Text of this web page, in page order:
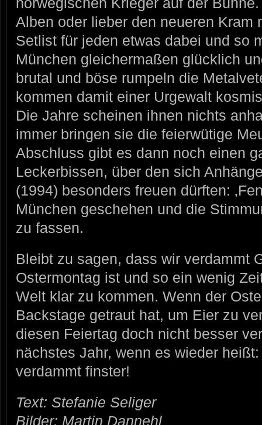
Alben oder lieber den neueren Kram
Setlist für jeden etwas dabei und so
München gleichermaßen glücklich
brutal und böse rumpeln die
kommen damit einer Urgewalt
Die Jahre scheinen ihnen nichts
immer bringen sie die feierwütige
Abschluss gibt es dann noch einen
Leckerbissen, über den sich
(1994) besonders freuen dürften:
München geschehen und die
zu fassen.
Bleibt zu sagen, dass wir verdammt
Ostermontag ist und so ein wenig
Welt klar zu kommen. Wenn der
Backstage getraut hat, um Eier zu
diesen Feiertag doch nicht besser
nächstes Jahr, wenn es wieder
verdammt finster!
Text: Stefanie Seliger
Bilder: Martin Dannehl